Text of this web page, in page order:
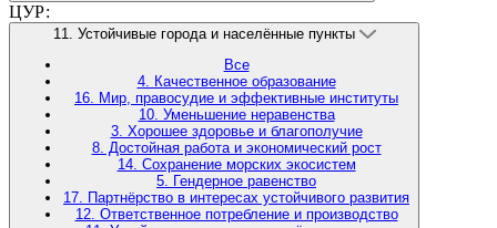
ЦУР:
11. Устойчивые города и населённые пункты
Все
4. Качественное образование
16. Мир, правосудие и эффективные институты
10. Уменьшение неравенства
3. Хорошее здоровье и благополучие
8. Достойная работа и экономический рост
14. Сохранение морских экосистем
5. Гендерное равенство
17. Партнёрство в интересах устойчивого развития
12. Ответственное потребление и производство